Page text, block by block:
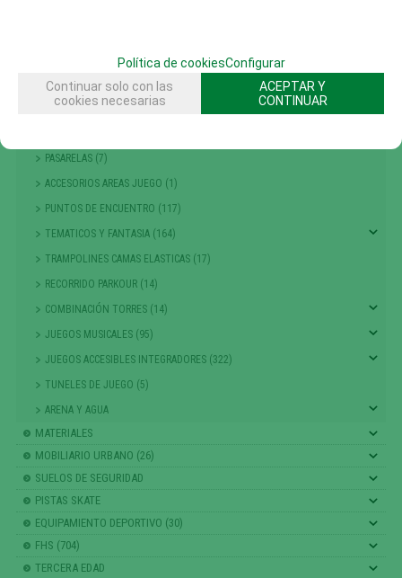
ESCALADA , TREPA Y EQUILIBRIO (301)
GRANDES JUEGOS (14)
MUELLES Y BALANCINES (68)
PASARELAS (7)
ACCESORIOS AREAS JUEGO (1)
PUNTOS DE ENCUENTRO (117)
TEMATICOS Y FANTASIA (164)
TRAMPOLINES CAMAS ELASTICAS (17)
RECORRIDO PARKOUR (14)
COMBINACIÓN TORRES (14)
JUEGOS MUSICALES (95)
JUEGOS ACCESIBLES INTEGRADORES (322)
TUNELES DE JUEGO (5)
ARENA Y AGUA
MATERIALES
MOBILIARIO URBANO (26)
SUELOS DE SEGURIDAD
PISTAS SKATE
EQUIPAMIENTO DEPORTIVO (30)
FHS (704)
TERCERA EDAD
Política de cookiesConfigurar
Continuar solo con las
cookies necesarias
ACEPTAR Y
CONTINUAR